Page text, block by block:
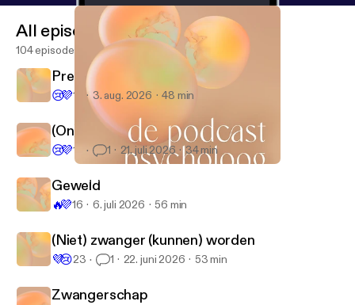
------------ Hosted on Acast. See acast.com/privacy
[https://acast.com/privacy ] for more information.
De Podcast Psycholoog
All episodes
104 episodes
Presteren onder druk
😢💜17 3. aug. 2026 48 min
(On)toerekeningsvatbaarheid
😢💜1K 1 21. juli 2026 34 min
Geweld
🔥💜16 6. juli 2026 56 min
(Niet) zwanger (kunnen) worden
💜😢23 1 22. juni 2026 53 min
Zwangerschap